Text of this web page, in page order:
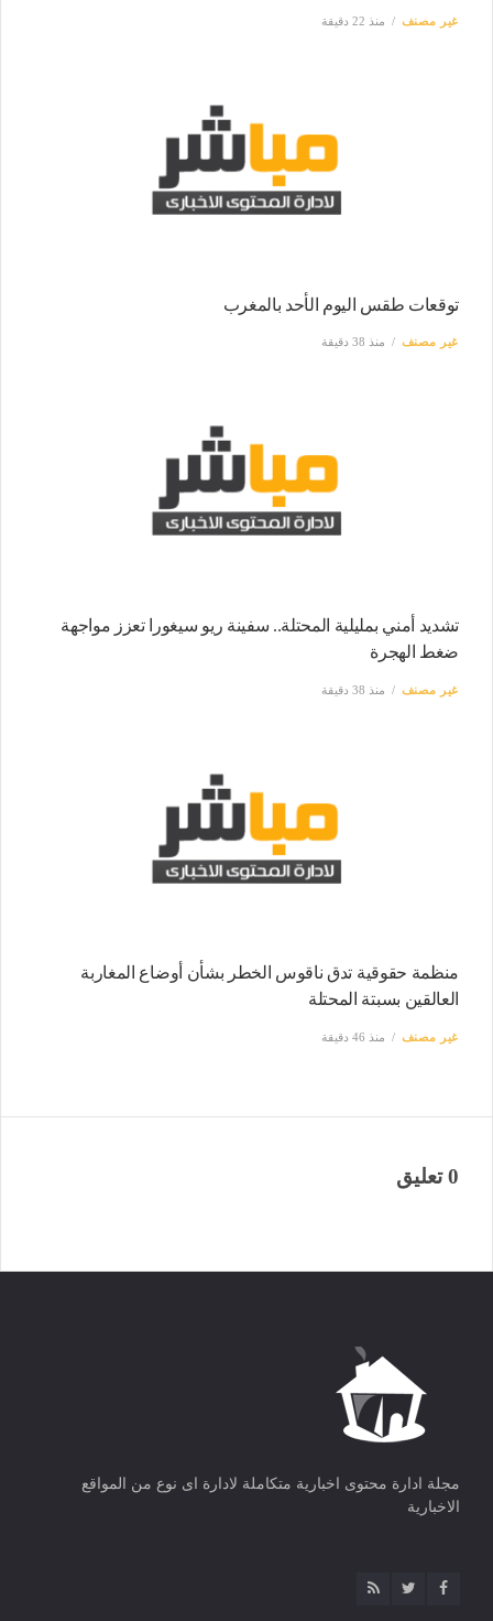
غير مصنف منذ 22 دقيقة
توقعات طقس اليوم الأحد بالمغرب
غير مصنف منذ 38 دقيقة
تشديد أمني بمليلية المحتلة.. سفينة ريو سيغورا تعزز مواجهة
ضغط الهجرة
غير مصنف منذ 38 دقيقة
منظمة حقوقية تدق ناقوس الخطر بشأن أوضاع المغاربة
العالقين بسبتة المحتلة
غير مصنف منذ 46 دقيقة
0 تعليق
مجلة ادارة محتوى اخبارية متكاملة لادارة اى نوع من المواقع
الاخبارية